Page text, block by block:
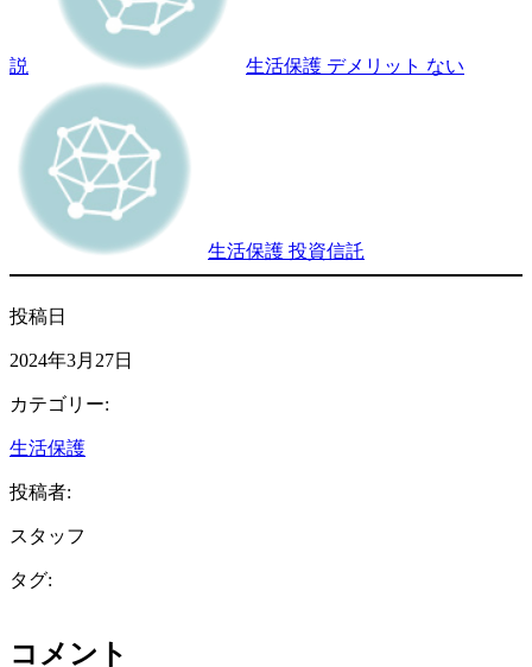
説 生活保護 デメリット ない
生活保護 投資信託
投稿日
2024年3月27日
カテゴリー:
生活保護
投稿者:
スタッフ
タグ:
コメント